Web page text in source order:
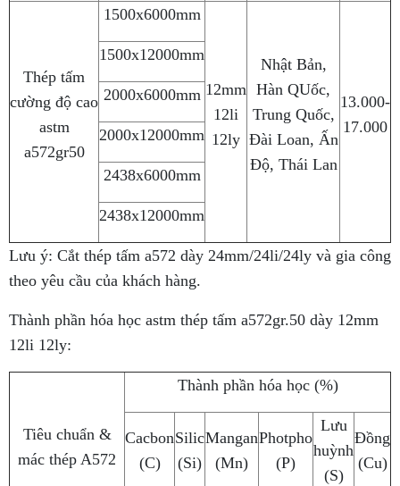
Thép tấm
cường độ cao
astm
a572gr50
1500x6000mm
12mm
12li
12ly
Nhật Bản,
Hàn QUốc,
Trung Quốc,
Đài Loan, Ấn
Độ, Thái Lan
13.000-
17.000
1500x12000mm
2000x6000mm
2000x12000mm
2438x6000mm
2438x12000mm
Lưu ý: Cắt thép tấm a572 dày 24mm/24li/24ly và gia công
theo yêu cầu của khách hàng.
Thành phần hóa học astm thép tấm a572gr.50 dày 12mm
12li 12ly:
Tiêu chuẩn &
mác thép A572
Thành phần hóa học (%)
Cacbon
(C)
Silic
(Si)
Mangan
(Mn)
Photpho
(P)
Lưu
huỳnh
(S)
Đồng
(Cu)